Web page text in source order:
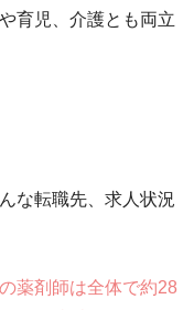
育児、介護とも両立
な転職先、求人状況
薬剤師は全体で約28